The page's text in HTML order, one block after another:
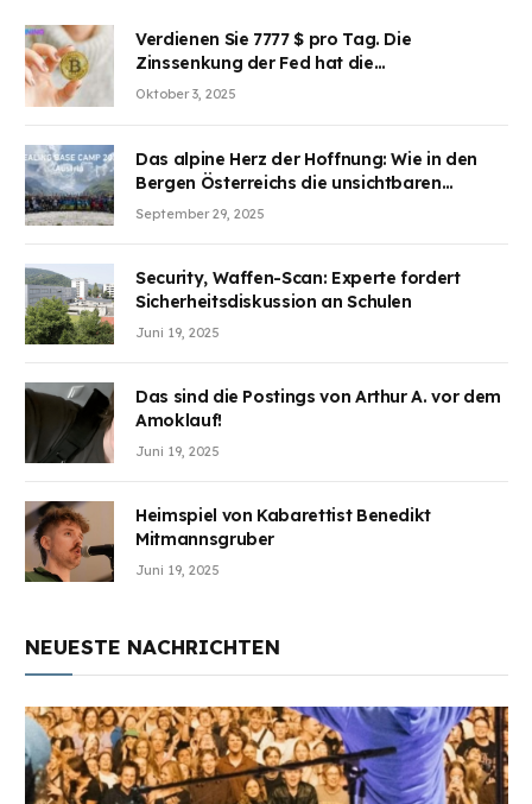
Verdienen Sie 7777 $ pro Tag. Die
Zinssenkung der Fed hat die
Aufmerksamkeit des Marktes erregt.
Oktober 3, 2025
Das alpine Herz der Hoffnung: Wie in den
Bergen Österreichs die unsichtbaren
Wunden des Kriegesheilen
September 29, 2025
Security, Waffen-Scan: Experte fordert
Sicherheitsdiskussion an Schulen
Juni 19, 2025
Das sind die Postings von Arthur A. vor dem
Amoklauf!
Juni 19, 2025
Heimspiel von Kabarettist Benedikt
Mitmannsgruber
Juni 19, 2025
NEUESTE NACHRICHTEN